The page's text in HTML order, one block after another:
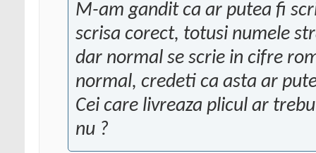
M-am gandit ca ar putea fi
scrisa corect, totusi numele
dar normal se scrie in cifre
normal, credeti ca asta ar
Cei care livreaza plicul ar
nu ?